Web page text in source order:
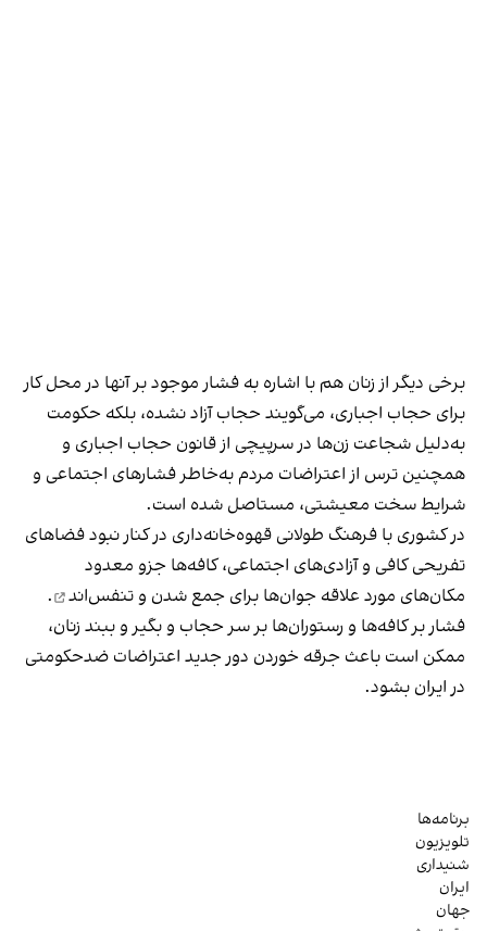
برخی دیگر از زنان هم با اشاره به فشار موجود بر آنها در محل کار
برای حجاب اجباری، می‌گویند حجاب آزاد نشده، بلکه حکومت
به‌دلیل شجاعت زن‌ها در سرپیچی از قانون حجاب اجباری و
همچنین ترس از اعتراضات مردم به‌خاطر فشارهای اجتماعی و
شرایط سخت معیشتی، مستاصل شده است.
در کشوری با فرهنگ طولانی قهوه‌‌خانه‌داری در کنار نبود فضاهای
تفریحی کافی و آزادی‌های اجتماعی، کافه‌ها جزو معدود
مکان‌های مورد علاقه جوان‌ها برای جمع شدن و تنفس‌اند
.
فشار بر کافه‌ها و رستوران‌ها بر سر حجاب و بگیر و ببند زنان،
ممکن است باعث جرقه خوردن دور جدید اعتراضات ضدحکومتی
در ایران بشود.
برنامه‌ها
تلویزیون
شنیداری
ایران
جهان